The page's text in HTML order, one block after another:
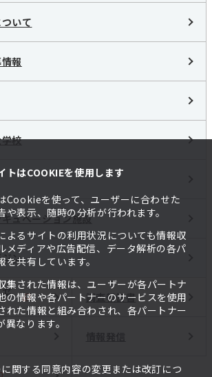
トはCOOKIEを使用します
Cookieを使って、ユーザーに合わせた
や表示、随時の分析が行われます。
よるサイトの利用状況についても情報収
メディアや広告配信、データ解析の各パ
を共有しています。
集された情報は、ユーザーが各パートナ
の情報や各パートナーのサービスを使用
れた情報と組み合わされ、各パートナー
なります。
関する同意内容の変更または改訂につ
いて
報
校
ュベーション施設
ン
調査報告書